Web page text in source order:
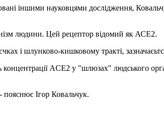
іншими науковцями дослідження,
людини. Цей рецептор відомий як АСЕ2.
і шлунково-кишковому тракті,
концентрації ACE2 у "шлюзах" людського
Ігор Ковальчук.